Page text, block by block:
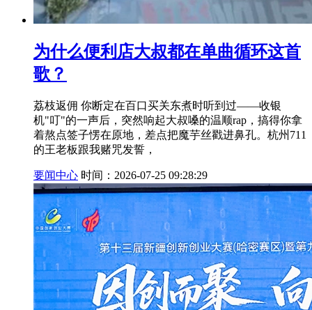
为什么便利店大叔都在单曲循环这首
歌？
荔枝返佣 你断定在百口买关东煮时听到过——收银
机"叮"的一声后，突然响起大叔嗓的温顺rap，搞得你拿
着熬点签子愣在原地，差点把魔芋丝戳进鼻孔。杭州711
的王老板跟我赌咒发誓，
要闻中心 时间：2026-07-25 09:28:29